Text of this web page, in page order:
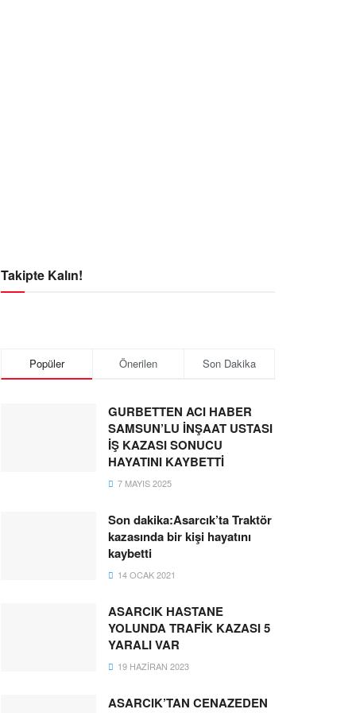
Takipte Kalın!
Popüler Önerilen Son Dakika
GURBETTEN ACI HABER
SAMSUN’LU İNŞAAT USTASI
İŞ KAZASI SONUCU
HAYATINI KAYBETTİ
7 MAYIS 2025
Son dakika:Asarcık’ta Traktör
kazasında bir kişi hayatını
kaybetti
14 OCAK 2021
ASARCIK HASTANE
YOLUNDA TRAFİK KAZASI 5
YARALI VAR
19 HAZIRAN 2023
ASARCIK’TAN CENAZEDEN